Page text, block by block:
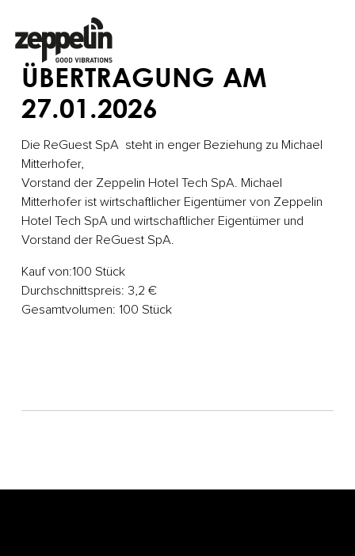
ÜBERTRAGUNG AM
27.01.2026
Die ReGuest SpA steht in enger Beziehung zu Michael
Mitterhofer,
Vorstand der Zeppelin Hotel Tech SpA. Michael
Mitterhofer ist wirtschaftlicher Eigentümer von Zeppelin
Hotel Tech SpA und wirtschaftlicher Eigentümer und
Vorstand der ReGuest SpA.
Kauf von:100 Stück
Durchschnittspreis: 3,2 €
Gesamtvolumen: 100 Stück